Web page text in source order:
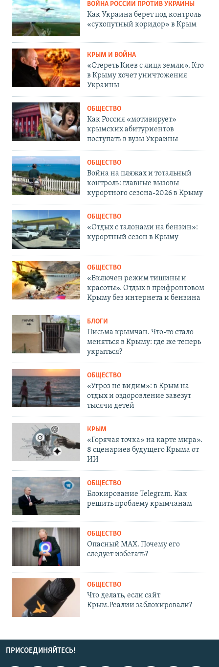
ВОЙНА РОССИИ ПРОТИВ УКРАИНЫ
Как Украина берет под контроль
«сухопутный коридор» в Крым
КРЫМ И ВОЙНА
«Стереть Киев с лица земли». Кто
в Крыму хочет уничтожения
Украины
ОБЩЕСТВО
Как Россия «мотивирует»
крымских абитуриентов
поступать в вузы Украины
ОБЩЕСТВО
Война на пляжах и тотальный
контроль: главные вызовы
курортного сезона-2026 в Крыму
ОБЩЕСТВО
«Отдых с талонами на бензин»:
курортный сезон в Крыму
ОБЩЕСТВО
«Включен режим тишины и
красоты». Отдых в прифронтовом
Крыму без интернета и бензина
БЛОГИ
Письма крымчан. Что-то стало
меняться в Крыму: где же теперь
укрыться?
ОБЩЕСТВО
«Угроз не видим»: в Крым на
отдых и оздоровление завезут
тысячи детей
КРЫМ
«Горячая точка» на карте мира».
8 сценариев будущего Крыма от
ИИ
ОБЩЕСТВО
Блокирование Telegram. Как
решить проблему крымчанам
ОБЩЕСТВО
Опасный MAX. Почему его
следует избегать?
ОБЩЕСТВО
Что делать, если сайт
Крым.Реалии заблокировали?
ПРИСОЕДИНЯЙТЕСЬ!